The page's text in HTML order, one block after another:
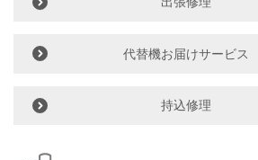
代替機お届けサービス
持込修理